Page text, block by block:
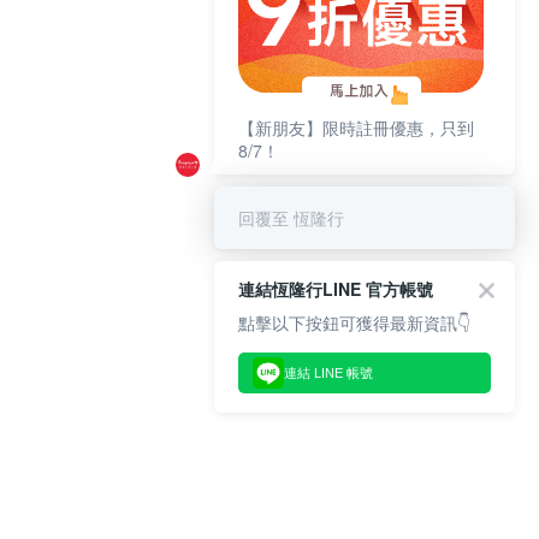
【新朋友】限時註冊優惠，只到
8/7！
回覆至 恆隆行
連結恆隆行LINE 官方帳號
點擊以下按鈕可獲得最新資訊👇
連結 LINE 帳號